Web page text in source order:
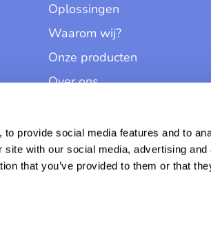
provide social media features and to
with our social media, advertising and
that you’ve provided to them or that
Oplossingen
Waarom wij?
Onze producten
Over ons
Dashboard